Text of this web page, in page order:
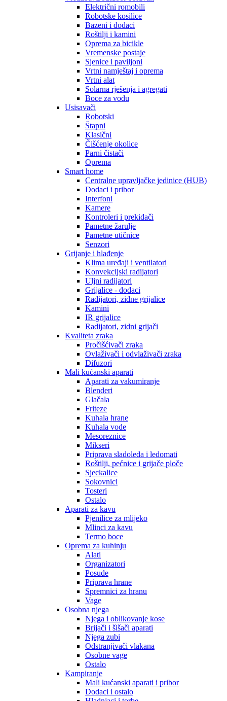
Električni romobili
Robotske kosilice
Bazeni i dodaci
Roštilji i kamini
Oprema za bicikle
Vremenske postaje
Sjenice i paviljoni
Vrtni namještaj i oprema
Vrtni alat
Solarna rješenja i agregati
Boce za vodu
Usisavači
Robotski
Štapni
Klasični
Čišćenje okolice
Parni čistači
Oprema
Smart home
Centralne upravljačke jedinice (HUB)
Dodaci i pribor
Interfoni
Kamere
Kontroleri i prekidači
Pametne žarulje
Pametne utičnice
Senzori
Grijanje i hlađenje
Klima uređaji i ventilatori
Konvekcijski radijatori
Uljni radijatori
Grijalice - dodaci
Radijatori, zidne grijalice
Kamini
IR grijalice
Radijatori, zidni grijači
Kvaliteta zraka
Pročišćivači zraka
Ovlaživači i odvlaživači zraka
Difuzori
Mali kućanski aparati
Aparati za vakumiranje
Blenderi
Glačala
Friteze
Kuhala hrane
Kuhala vode
Mesoreznice
Mikseri
Priprava sladoleda i ledomati
Roštilji, pećnice i grijače ploče
Sjeckalice
Sokovnici
Tosteri
Ostalo
Aparati za kavu
Pjenilice za mlijeko
Mlinci za kavu
Termo boce
Oprema za kuhinju
Alati
Organizatori
Posude
Priprava hrane
Spremnici za hranu
Vage
Osobna njega
Njega i oblikovanje kose
Brijači i šišači aparati
Njega zubi
Odstranjivači vlakana
Osobne vage
Ostalo
Kampiranje
Mali kućanski aparati i pribor
Dodaci i ostalo